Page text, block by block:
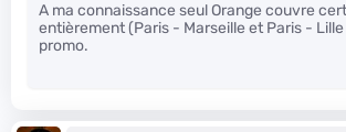
A ma connaissance seul Orange couvre
entièrement (Paris - Marseille et Paris -
promo.